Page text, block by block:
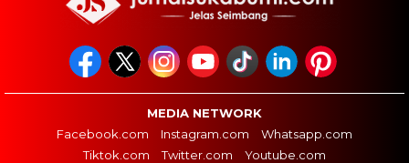
MEDIA NETWORK
Facebook.com
Instagram.com
Whatsapp.com
Tiktok.com
Twitter.com Youtube.com